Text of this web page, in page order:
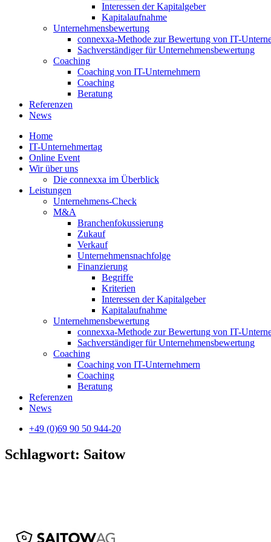
Interessen der Kapitalgeber
Kapitalaufnahme
Unternehmensbewertung
connexxa-Methode zur Bewertung von IT-
Sachverständiger für Unternehmensbewertung
Coaching
Coaching von IT-Unternehmern
Coaching
Beratung
Referenzen
News
Home
IT-Unternehmertag
Online Event
Wir über uns
Die connexxa im Überblick
Leistungen
Unternehmens-Check
M&A
Branchenfokussierung
Zukauf
Verkauf
Unternehmensnachfolge
Finanzierung
Begriffe
Kriterien
Interessen der Kapitalgeber
Kapitalaufnahme
Unternehmensbewertung
connexxa-Methode zur Bewertung von IT-
Sachverständiger für Unternehmensbewertung
Coaching
Coaching von IT-Unternehmern
Coaching
Beratung
Referenzen
News
+49 (0)69 90 50 944-20
Schlagwort: Saitow